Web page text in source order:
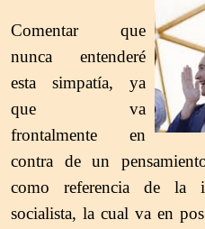
Comentar que
nunca entenderé
esta simpatía, ya
que va
frontalmente en
contra de un
como referencia de la
socialista, la cual va en